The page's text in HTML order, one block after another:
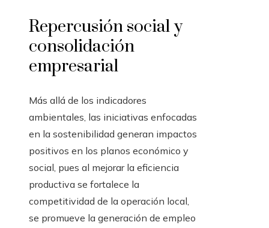
Repercusión social y
consolidación
empresarial
Más allá de los indicadores
ambientales, las iniciativas enfocadas
en la sostenibilidad generan impactos
positivos en los planos económico y
social, pues al mejorar la eficiencia
productiva se fortalece la
competitividad de la operación local,
se promueve la generación de empleo